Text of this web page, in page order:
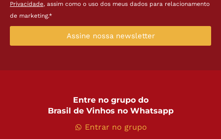
Privacidade, assim como o uso dos meus dados para relacionamento
de marketing.*
Assine nossa newsletter
Entre no grupo do
Brasil de Vinhos no Whatsapp
Entrar no grupo